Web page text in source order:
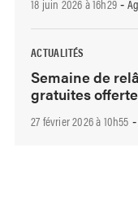
-
ACTUALITÉS
Semaine de
gratuites
27 février 2026 à 10h55 -